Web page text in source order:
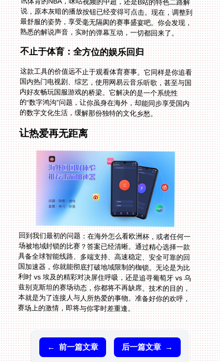
熟悉的解说声音，实时的弹幕互动，一切都回来了。
不止于体育：全方位的娱乐回归
这款工具的价值远不止于观看体育赛事。它同样是你追看
国内热门电视剧、综艺，使用网易云音乐听歌，甚至与国
内好友畅玩国服游戏的桥梁。它解决的是一个系统性
的“数字鸿沟”问题，让你虽身在海外，却能同步享受国内
的数字文化生活，缓解那份独特的文化乡愁。
让热爱再无距离
回到我们最初的问题：在海外怎么看欧洲杯，或者任何一
场被地域封锁的比赛？答案已经清晰。通过精心选择一款
具备全球智能线路、多端支持、高速稳定、安全可靠的回
国加速器，你就能彻底打破地域限制的枷锁。无论是为比
利时 vs 埃及的精彩对决屏住呼吸，还是追寻葡萄牙 vs 乌
兹别克斯坦的赛场动态，你都将不再缺席。技术的目的，
本就是为了连接人与人所热爱的事物。准备好你的欢呼，
赛场上的激情，即将与你零时差重逢。
← 前一篇文章 后一篇文章 →